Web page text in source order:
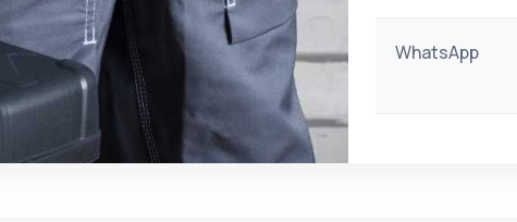
WhatsApp